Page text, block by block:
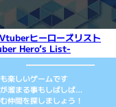
ヒーローズリスト
Hero’s List-
楽しいゲームです
溜まる事もしばしば…
仲間を探しましょう！